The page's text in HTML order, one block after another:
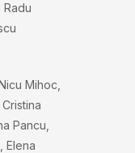
Mihoc,
Pancu,
Elena